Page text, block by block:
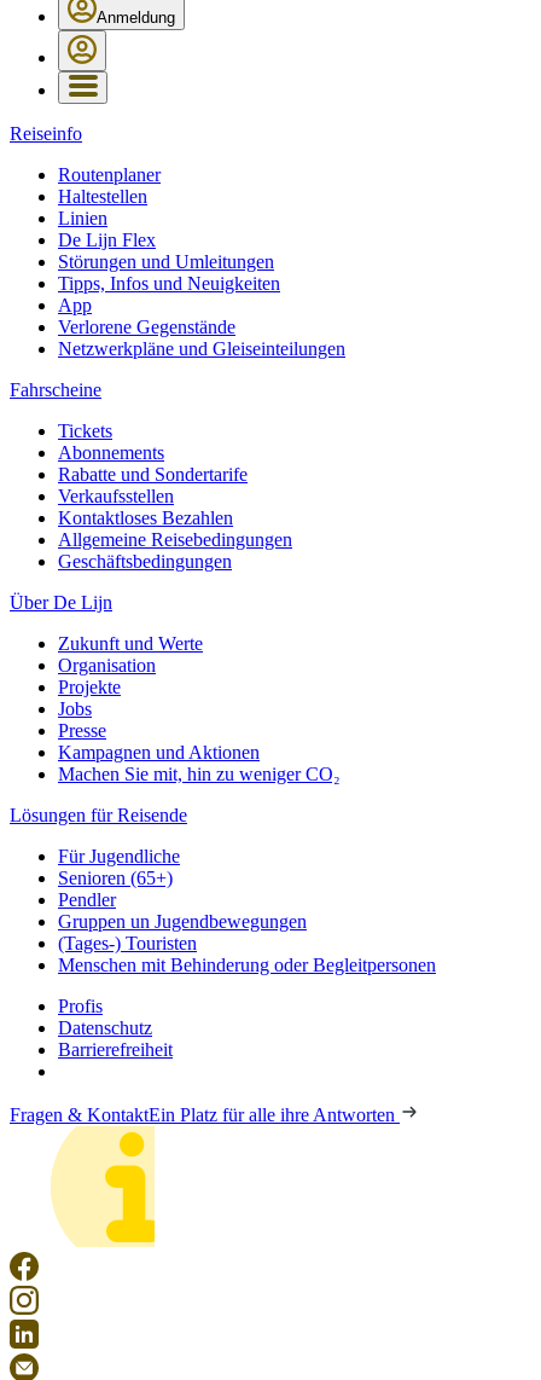
Anmeldung
Reiseinfo
Routenplaner
Haltestellen
Linien
De Lijn Flex
Störungen und Umleitungen
Tipps, Infos und Neuigkeiten
App
Verlorene Gegenstände
Netzwerkpläne und Gleiseinteilungen
Fahrscheine
Tickets
Abonnements
Rabatte und Sondertarife
Verkaufsstellen
Kontaktloses Bezahlen
Allgemeine Reisebedingungen
Geschäftsbedingungen
Über De Lijn
Zukunft und Werte
Organisation
Projekte
Jobs
Presse
Kampagnen und Aktionen
Machen Sie mit, hin zu weniger CO₂
Lösungen für Reisende
Für Jugendliche
Senioren (65+)
Pendler
Gruppen un Jugendbewegungen
(Tages-) Touristen
Menschen mit Behinderung oder Begleitpersonen
Profis
Datenschutz
Barrierefreiheit
Fragen & KontaktEin Platz für alle ihre Antworten